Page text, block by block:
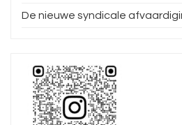
De nieuwe syndicale